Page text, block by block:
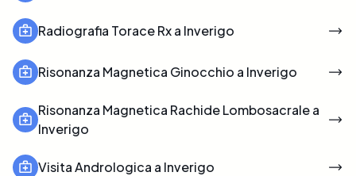
Radiografia Torace Rx a Inverigo
Risonanza Magnetica Ginocchio a Inverigo
Risonanza Magnetica Rachide Lombosacrale a
Inverigo
Visita Andrologica a Inverigo